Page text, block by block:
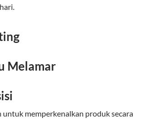
Melamar
memperkenalkan produk secara